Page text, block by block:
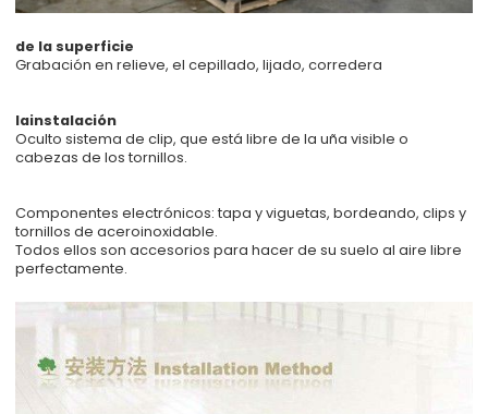
de la superficie
Grabación en relieve, el cepillado, lijado, corredera
lainstalación
Oculto sistema de clip, que está libre de la uña visible o
cabezas de los tornillos.
Componentes electrónicos: tapa y viguetas, bordeando, clips y
tornillos de aceroinoxidable.
Todos ellos son accesorios para hacer de su suelo al aire libre
perfectamente.